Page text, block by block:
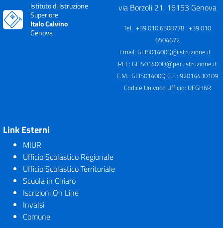
Istituto di Istruzione
Superiore
Italo Calvino
Genova
via Borzoli 21, 16153 Genova
Tel. +39 010 6508778 +39 010
6504672
Email: GEIS01400Q@istruzione.it
PEC: GEIS01400Q@pec.istruzione.it
C.M.: GEIS01400Q C.F.: 92014430109
Codice Univoco Ufficio: UFGH6R
Link Esterni
MIUR
Ufficio Scolastico Regionale
Ufficio Scolastico Territoriale
Scuola in Chiaro
Iscrizioni On Line
Invalsi
Comune